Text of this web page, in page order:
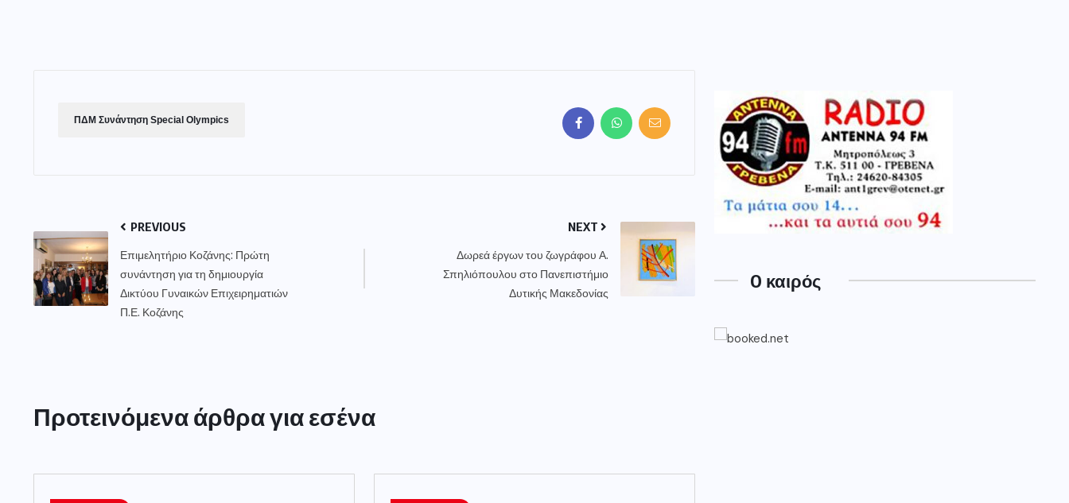
ΠΔΜ Συνάντηση Special Olympics
PREVIOUS
Επιμελητήριο Κοζάνης: Πρώτη
συνάντηση για τη δημιουργία
Δικτύου Γυναικών Επιχειρηματιών
Π.Ε. Κοζάνης
NEXT
Δωρεά έργων του ζωγράφου Α.
Σπηλιόπουλου στο Πανεπιστήμιο
Δυτικής Μακεδονίας
Προτεινόμενα άρθρα για εσένα
O καιρός